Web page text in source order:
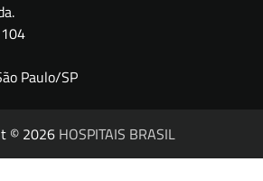
Paulo/SP
© 2026 HOSPITAIS BRASIL